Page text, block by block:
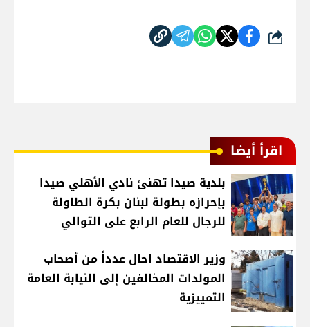
شارك
اقرأ أيضا
بلدية صيدا تهنئ نادي الأهلي صيدا
بإحرازه بطولة لبنان بكرة الطاولة
للرجال للعام الرابع على التوالي
وزير الاقتصاد احال عدداً من أصحاب
المولدات المخالفين إلى النيابة العامة
التمييزية